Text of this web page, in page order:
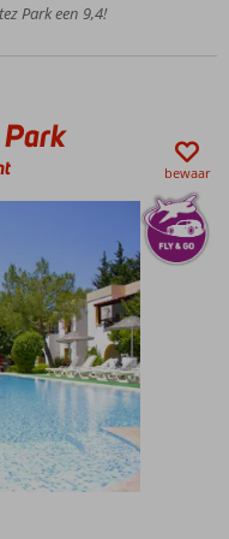
Park een 9,4!
Park
bewaar